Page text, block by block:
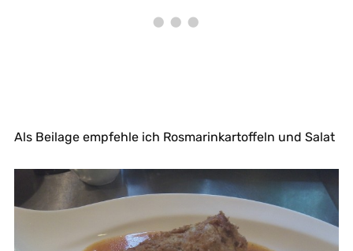
Als Beilage empfehle ich Rosmarinkartoffeln und Salat